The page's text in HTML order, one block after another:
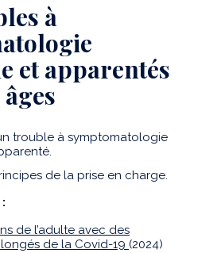
à
et apparentés
trouble à symptomatologie
de la prise en charge.
de l’adulte avec des
de la Covid-19 (2024)